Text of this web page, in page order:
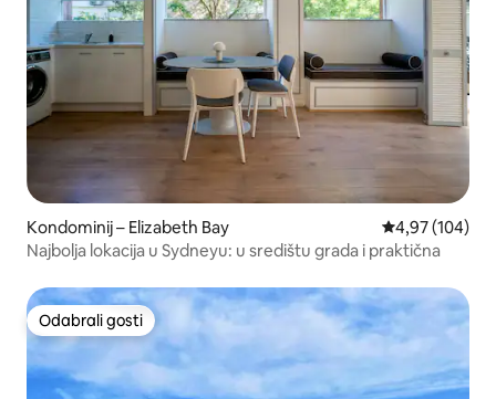
Kondominij – Elizabeth Bay Prosječna
4,97 (104)
Najbolja lokacija u Sydneyu: u središtu grada i praktična
Odabrali gosti
Odabrali gosti